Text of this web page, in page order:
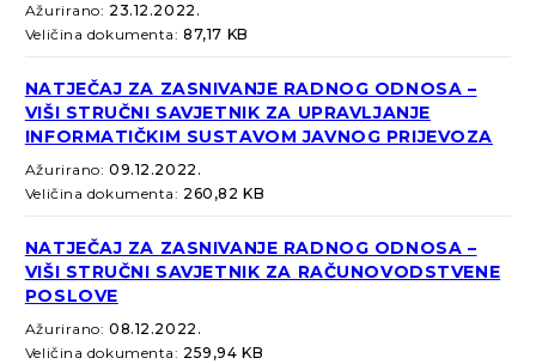
Ažurirano: 23.12.2022.
Veličina dokumenta:87,17 KB
NATJEČAJ ZA ZASNIVANJE RADNOG ODNOSA –
VIŠI STRUČNI SAVJETNIK ZA UPRAVLJANJE
INFORMATIČKIM SUSTAVOM JAVNOG PRIJEVOZA
Ažurirano:09.12.2022.
Veličina dokumenta: 260,82 KB
NATJEČAJ ZA ZASNIVANJE RADNOG ODNOSA –
VIŠI STRUČNI SAVJETNIK ZA RAČUNOVODSTVENE
POSLOVE
Ažurirano:08.12.2022.
Veličina dokumenta: 259,94 KB